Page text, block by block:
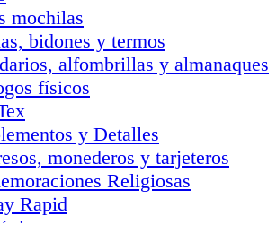
mochilas
bidones y termos
alfombrillas y almanaques
físicos
y Detalles
monederos y tarjeteros
Religiosas
Rapid